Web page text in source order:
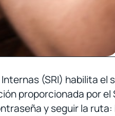
(SRI) habilita el
proporcionada por el
y seguir la